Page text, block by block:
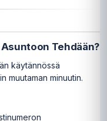
Tehdään?
käytännössä
muutaman minuutin.